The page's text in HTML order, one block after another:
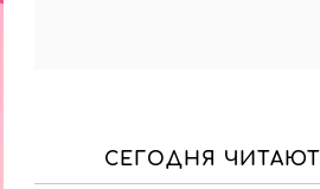
СЕГОДНЯ ЧИТАЮТ